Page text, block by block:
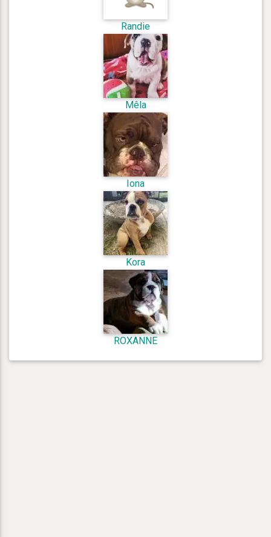
Randie
Mêla
Iona
Kora
ROXANNE